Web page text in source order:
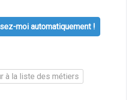
moi automatiquement !
à la liste des métiers